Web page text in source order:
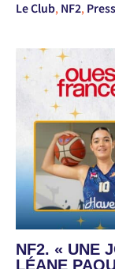
Le Club, NF2,
NF2. « UNE
LÉANE